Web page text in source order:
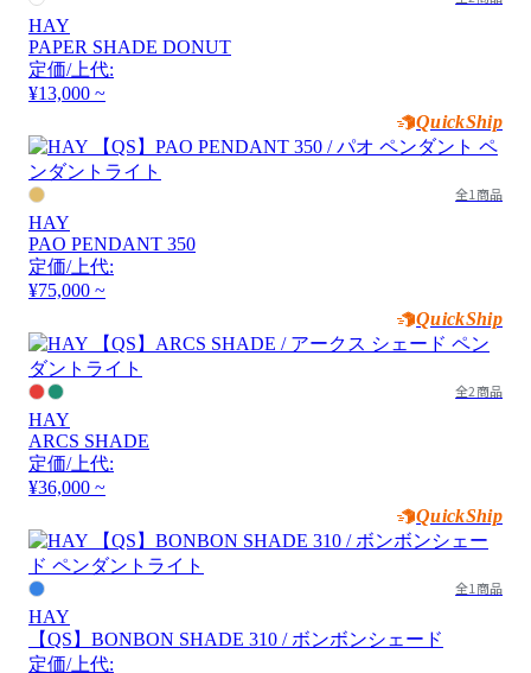
HAY
PAPER SHADE DONUT
定価/上代:
¥13,000 ~
QuickShip
全1商品
HAY
PAO PENDANT 350
定価/上代:
¥75,000 ~
QuickShip
全2商品
HAY
ARCS SHADE
定価/上代:
¥36,000 ~
QuickShip
全1商品
HAY
【QS】BONBON SHADE 310 / ボンボンシェード
定価/上代: